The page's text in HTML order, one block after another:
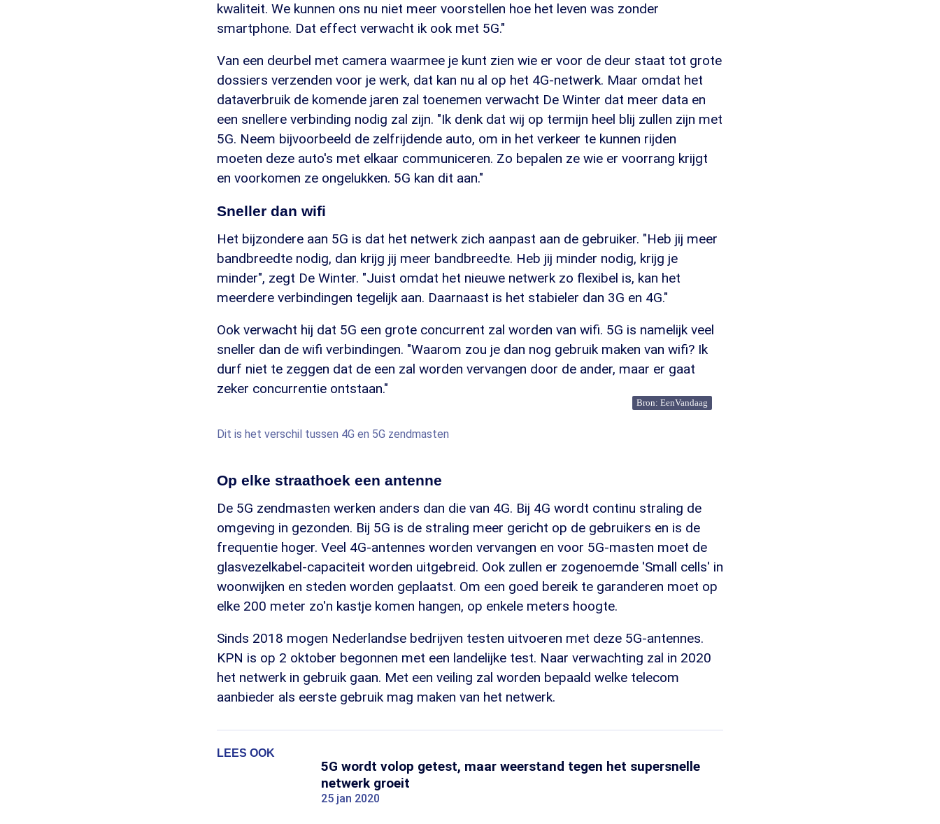
kwaliteit. We kunnen ons nu niet meer voorstellen hoe het leven was zonder
smartphone. Dat effect verwacht ik ook met 5G."
Van een deurbel met camera waarmee je kunt zien wie er voor de deur staat tot grote
dossiers verzenden voor je werk, dat kan nu al op het 4G-netwerk. Maar omdat het
dataverbruik de komende jaren zal toenemen verwacht De Winter dat meer data en
een snellere verbinding nodig zal zijn. "Ik denk dat wij op termijn heel blij zullen zijn met
5G. Neem bijvoorbeeld de zelfrijdende auto, om in het verkeer te kunnen rijden
moeten deze auto's met elkaar communiceren. Zo bepalen ze wie er voorrang krijgt
en voorkomen ze ongelukken. 5G kan dit aan."
Sneller dan wifi
Het bijzondere aan 5G is dat het netwerk zich aanpast aan de gebruiker. "Heb jij meer
bandbreedte nodig, dan krijg jij meer bandbreedte. Heb jij minder nodig, krijg je
minder", zegt De Winter. "Juist omdat het nieuwe netwerk zo flexibel is, kan het
meerdere verbindingen tegelijk aan. Daarnaast is het stabieler dan 3G en 4G."
Ook verwacht hij dat 5G een grote concurrent zal worden van wifi. 5G is namelijk veel
sneller dan de wifi verbindingen. "Waarom zou je dan nog gebruik maken van wifi? Ik
durf niet te zeggen dat de een zal worden vervangen door de ander, maar er gaat
zeker concurrentie ontstaan."
Bron: EenVandaag
Dit is het verschil tussen 4G en 5G zendmasten
Op elke straathoek een antenne
De 5G zendmasten werken anders dan die van 4G. Bij 4G wordt continu straling de
omgeving in gezonden. Bij 5G is de straling meer gericht op de gebruikers en is de
frequentie hoger. Veel 4G-antennes worden vervangen en voor 5G-masten moet de
glasvezelkabel-capaciteit worden uitgebreid. Ook zullen er zogenoemde 'Small cells' in
woonwijken en steden worden geplaatst. Om een goed bereik te garanderen moet op
elke 200 meter zo'n kastje komen hangen, op enkele meters hoogte.
Sinds 2018 mogen Nederlandse bedrijven testen uitvoeren met deze 5G-antennes.
KPN is op 2 oktober begonnen met een landelijke test. Naar verwachting zal in 2020
het netwerk in gebruik gaan. Met een veiling zal worden bepaald welke telecom
aanbieder als eerste gebruik mag maken van het netwerk.
LEES OOK
5G wordt volop getest, maar weerstand tegen het supersnelle
netwerk groeit
25 jan 2020